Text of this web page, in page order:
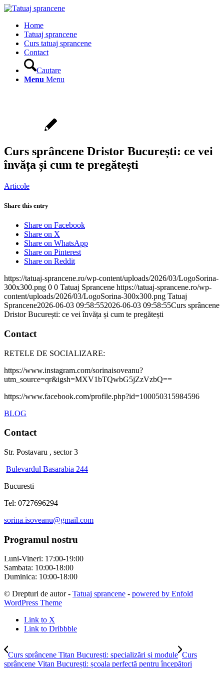
Home
Tatuaj sprancene
Curs tatuaj sprancene
Contact
Cautare
Menu Menu
Curs sprâncene Dristor București: ce vei
învăța și cum te pregătești
Articole
Share this entry
Share on Facebook
Share on X
Share on WhatsApp
Share on Pinterest
Share on Reddit
https://tatuaj-sprancene.ro/wp-content/uploads/2026/03/LogoSorina-
300x300.png 0 0 Tatuaj Sprancene https://tatuaj-sprancene.ro/wp-
content/uploads/2026/03/LogoSorina-300x300.png Tatuaj
Sprancene2026-06-03 09:58:552026-06-03 09:58:55Curs sprâncene
Dristor București: ce vei învăța și cum te pregătești
Contact
RETELE DE SOCIALIZARE:
https://www.instagram.com/sorinaisoveanu?
utm_source=qr&igsh=MXV1bTQwbG5jZzVzbQ==
https://www.facebook.com/profile.php?id=100050315984596
BLOG
Contact
Str. Postavaru , sector 3
Bulevardul Basarabia 244
Bucuresti
Tel: 0727696294
sorina.isoveanu@gmail.com
Programul nostru
Luni-Vineri: 17:00-19:00
Sambata: 10:00-18:00
Duminica: 10:00-18:00
© Drepturi de autor - Tatuaj sprancene - powered by Enfold
WordPress Theme
Link to X
Link to Dribbble
Curs sprâncene Titan București: specializări și module Curs
sprâncene Vitan București: școala perfectă pentru începători